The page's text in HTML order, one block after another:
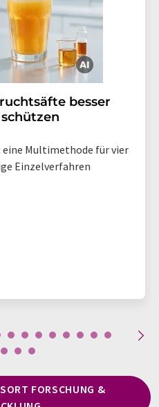
besser
Multimethode für vier
Einzelverfahren
FORSCHUNG &